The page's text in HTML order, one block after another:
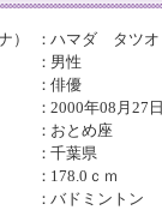
） ：ハマダ タツオ
： 男性
：俳優
：2000年08月27
： おとめ座
：千葉県
： 178.0ｃｍ
：バドミントン